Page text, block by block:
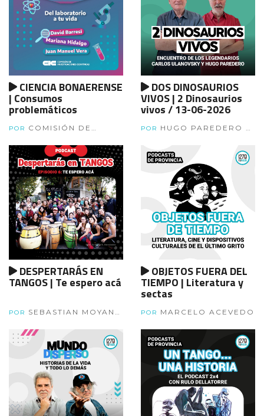
CIENCIA BONAERENSE
| Consumos
problemáticos
POR
COMISIÓN DE
CIENTÍFICAS
DOS DINOSAURIOS
VIVOS | 2 Dinosaurios
vivos / 13-06-2026
POR
HUGO PAREDERO Y
DESPERTARÁS EN
TANGOS | Te espero acá
POR
SEBASTIAN MOYANO
OBJETOS FUERA DEL
TIEMPO | Literatura y
sectas
POR MARCELO ACEVEDO